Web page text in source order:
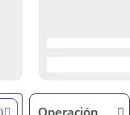
Operación